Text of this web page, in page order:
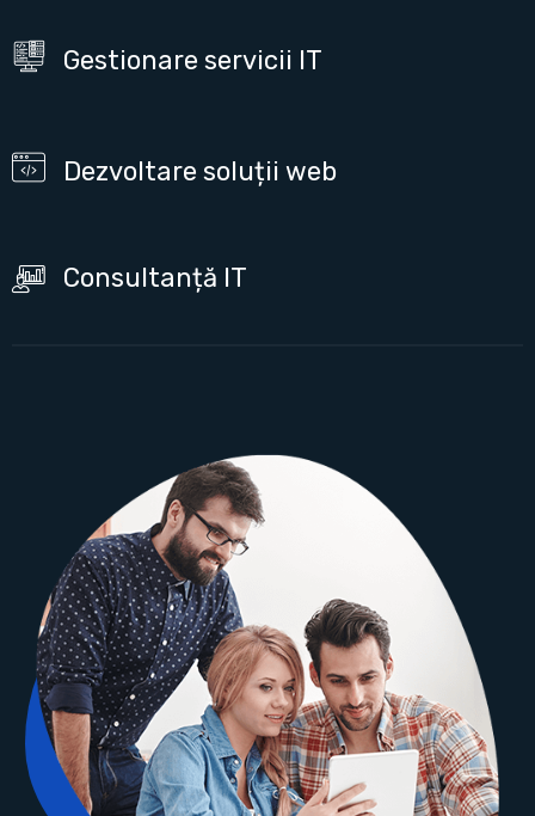
Gestionare servicii IT
Dezvoltare soluții web
Consultanță IT